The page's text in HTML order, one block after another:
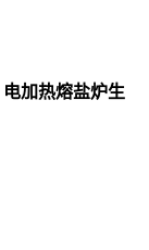
电加热熔盐炉生